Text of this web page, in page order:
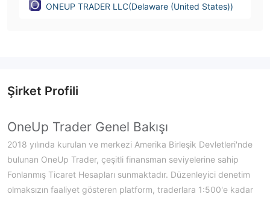
ONEUP TRADER LLC(Delaware (United States))
Şirket Profili
OneUp Trader Genel Bakışı
2018 yılında kurulan ve merkezi Amerika Birleşik Devletleri'nde
bulunan OneUp Trader, çeşitli finansman seviyelerine sahip
Fonlanmış Ticaret Hesapları sunmaktadır. Düzenleyici denetim
olmaksızın faaliyet gösteren platform, traderlara 1:500'e kadar